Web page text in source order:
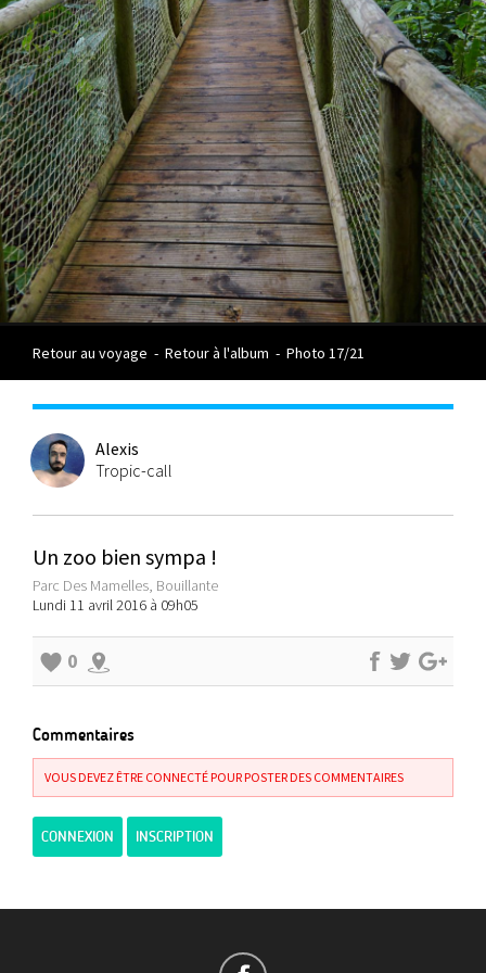
Retour au voyage - Retour à l'album - Photo 17/21
Alexis
Tropic-call
Un zoo bien sympa !
Parc Des Mamelles, Bouillante
Lundi 11 avril 2016 à 09h05
0
Commentaires
VOUS DEVEZ ÊTRE CONNECTÉ POUR POSTER DES COMMENTAIRES
CONNEXION INSCRIPTION